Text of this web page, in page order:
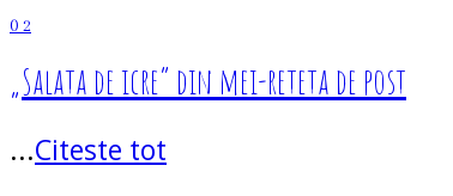
0 2
„Salata de icre” din mei-reteta de post
...Citeste tot